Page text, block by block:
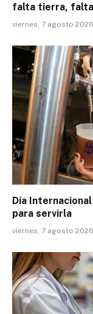
falta tierra, falta
viernes, 7 agosto 2026
Día
para servirla
viernes, 7 agosto 2026